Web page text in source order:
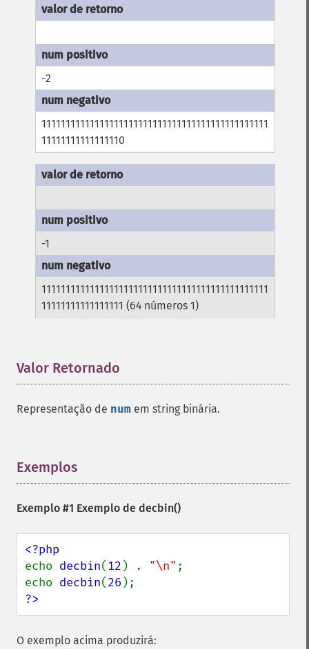
-2
11111111111111111111111111111111111111111111111
11111111111111110
-1
11111111111111111111111111111111111111111111111
11111111111111111 (64 números 1)
Valor Retornado
Representação de num em string binária.
Exemplos
Exemplo #1 Exemplo de decbin()
echo decbin(12 ) . "\n" ;
echo decbin(26
?>
O exemplo acima produzirá: